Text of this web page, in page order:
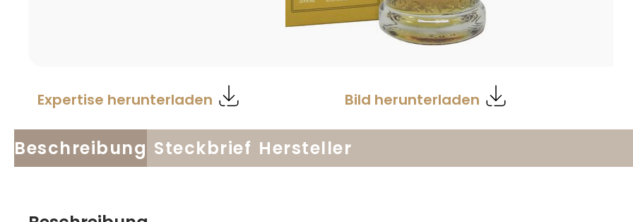
Expertise herunterladen Bild herunterladen
Beschreibung Steckbrief Hersteller